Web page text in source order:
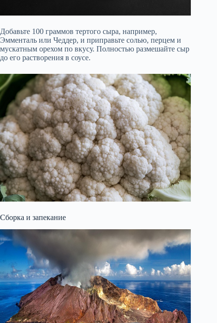
Добавьте 100 граммов тертого сыра, например,
Эмменталь или Чеддер, и приправьте солью, перцем и
мускатным орехом по вкусу. Полностью размешайте сыр
до его растворения в соусе.
Сборка и запекание